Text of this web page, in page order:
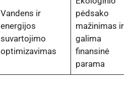
Vandens ir
energijos
suvartojimo
optimizavimas
pėdsako
mažinimas ir
galima
finansinė
parama